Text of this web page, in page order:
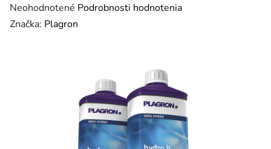
Priemerné hodnotenie produktu je 0,0 z 5 hviezdičiek.
Neohodnotené Podrobnosti hodnotenia
Značka: Plagron